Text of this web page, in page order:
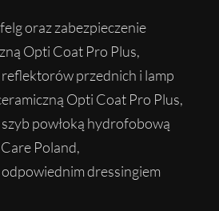
oraz zabezpieczenie
Opti Coat Pro Plus,
reflektorów przednich i lamp
Opti Coat Pro Plus,
powłoką hydrofobową
Poland,
dressingiem